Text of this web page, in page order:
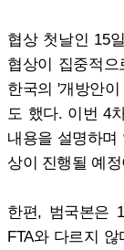
협상 첫날인 15
협상이 집중적
한국의 '개방안
도 했다. 이번 4
내용을 설명하며
상이 진행될 예
한편, 범국본은
FTA와 다르지